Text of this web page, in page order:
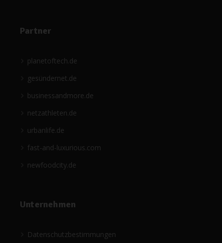
Partner
planetoftech.de
gesündernet.de
businessandmore.de
netzathleten.de
urbanlife.de
fast-and-luxurious.com
newfoodcity.de
Unternehmen
Datenschutzbestimmungen